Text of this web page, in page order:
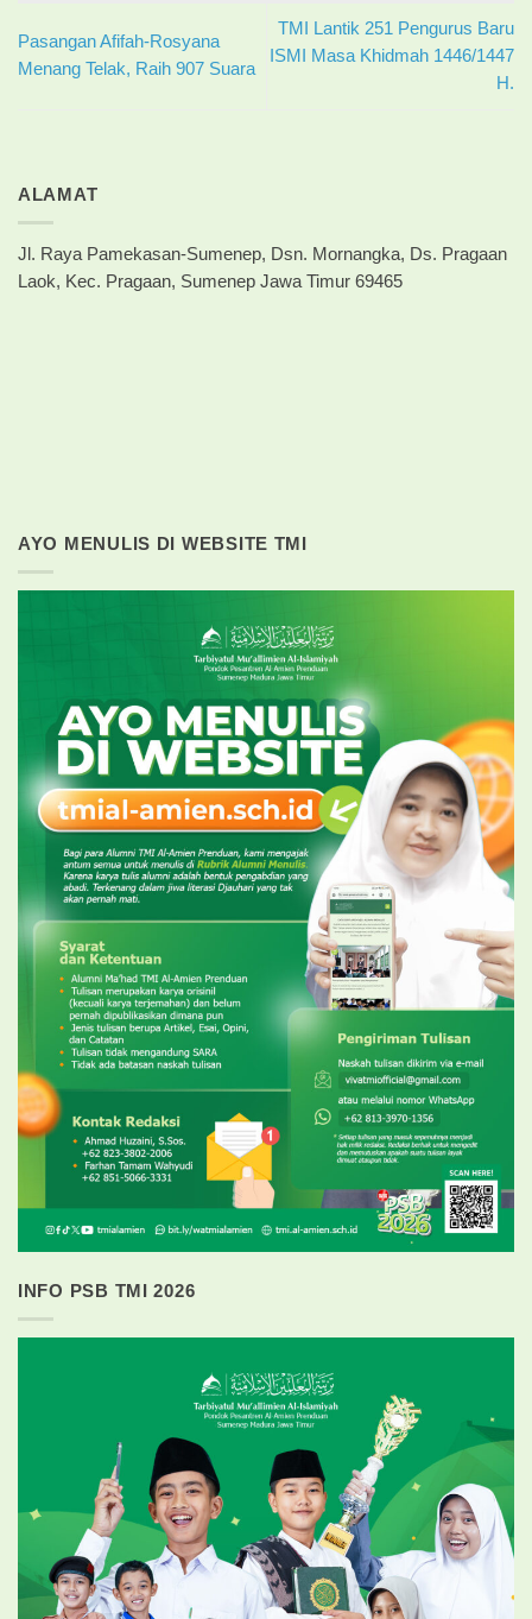
Pasangan Afifah-Rosyana
Menang Telak, Raih 907 Suara
TMI Lantik 251 Pengurus Baru
ISMI Masa Khidmah 1446/1447
H.
ALAMAT
Jl. Raya Pamekasan-Sumenep, Dsn. Mornangka, Ds. Pragaan
Laok, Kec. Pragaan, Sumenep Jawa Timur 69465
AYO MENULIS DI WEBSITE TMI
INFO PSB TMI 2026